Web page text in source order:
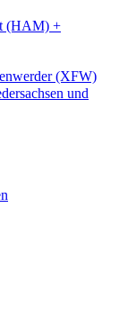
(HAM) +
(XFW)
und